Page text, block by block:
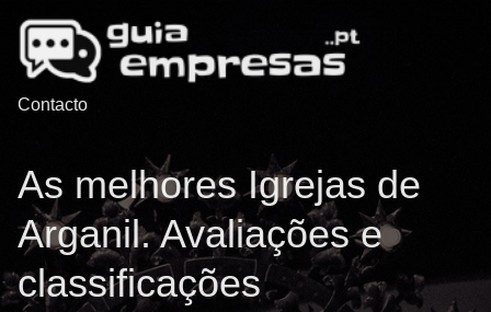
Contacto
As melhores Igrejas de
Arganil. Avaliações e
classificações